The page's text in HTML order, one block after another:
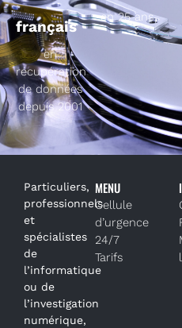
français
en
récupération
de données
depuis 2001
en 25 ans
Particuliers,
professionnels
et
spécialistes
de
l’informatique
ou de
l’investigation
numérique,
MENU
Cellule
d’urgence
24/7
Tarifs